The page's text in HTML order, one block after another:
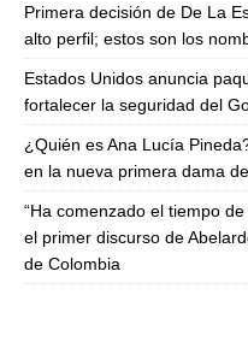
Primera decisión de De La
alto perfil; estos son los
Estados Unidos anuncia
fortalecer la seguridad del
¿Quién es Ana Lucía
en la nueva primera dama
“Ha comenzado el tiempo
el primer discurso de
de Colombia